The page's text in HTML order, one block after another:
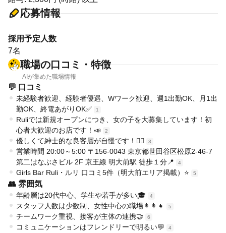
応募情報
採用予定人数
7名
職場の口コミ・特徴
AIが集めた職場情報
💬 口コミ
未経験者歓迎、経験者優遇、Wワーク歓迎、週1出勤OK、月1出
勤OK、終電あがりOK✅
1
Ruliでは新規オープンにつき、女の子を大募集しています！初
心者大歓迎のお店です！📣
2
優しくて紳士的な良客層が自慢です！🙋‍♂️ 3
営業時間 20:00～5:00 〒156-0043 東京都世田谷区松原2-46-7
第二はなぶさビル 2F 京王線 明大前駅 徒歩１分📍
4
Girls Bar Ruli・ルリ 口コミ5件（明大前エリア掲載）⭐ 5
👥 雰囲気
年齢層は20代中心、学生や若手が多い🎓 4
スタッフ人数は少数制、女性中心の職場👩‍👩‍👧 5
チームワーク重視、接客が主体の連携🤝 6
コミュニケーションはフレンドリーで明るい💬 4